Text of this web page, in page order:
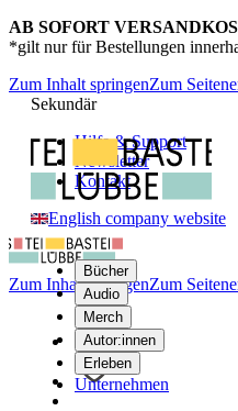
AB SOFORT
*gilt nur für Bestellungen
Zum Inhalt springenZum
Sekundär
Hilfe & Support
Newsletter
Kontakt
English company website
Bücher
Audio
Merch
Autor:innen
Erleben
Unternehmen
Zum Inhalt springenZum